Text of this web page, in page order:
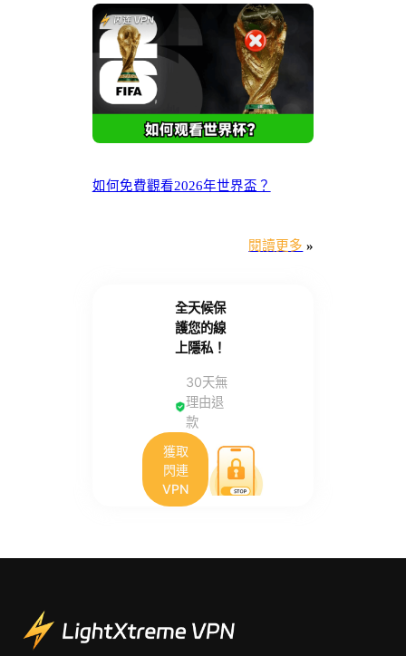
如何免費觀看2026年世界盃？
閱讀更多 »
全天候保
護您的線
上隱私！
30天無
理由退
款
獲取
閃連
VPN